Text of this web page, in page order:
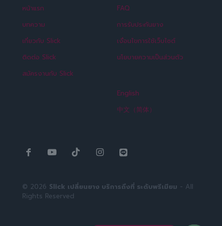
หน้าแรก
บทความ
เกี่ยวกับ Slick
ติดต่อ Slick
สมัครงานกับ Slick
FAQ
การรับประกันยาง
เงื่อนไขการใช้เว็บไซต์
นโยบายความเป็นส่วนตัว
English
中文（简体）
© 2026 Slick เปลี่ยนยาง บริการถึงที่ ระดับพรีเมียม - All
Rights Reserved